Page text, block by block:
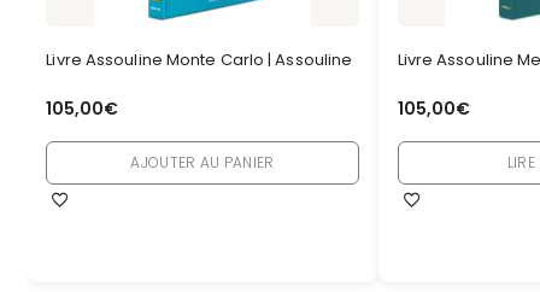
Livre Assouline Monte Carlo | Assouline
105,00€
AJOUTER AU PANIER
Livre Assouline
105,00€